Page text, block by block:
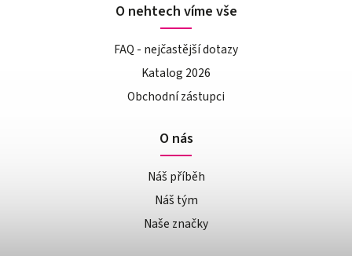
O nehtech víme vše
FAQ - nejčastější dotazy
Katalog 2026
Obchodní zástupci
O nás
Náš příběh
Náš tým
Naše značky